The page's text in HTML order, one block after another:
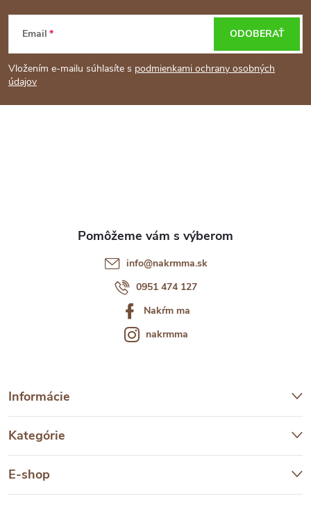
Z
á
p
Email
Vložením e-mailu súhlasíte s podmienkami ochrany osobných
údajov
ODOBERAŤ
Informácie
Kategórie
E-shop
info@nakrmma.sk
0951 474 127
Nakŕm ma
nakrmma